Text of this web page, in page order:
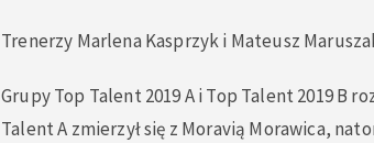
Trenerzy Marlena Kasprzyk i Mateusz
Grupy Top Talent 2019 A i Top Talent 2019 B
Talent A zmierzył się z Moravią Morawica,